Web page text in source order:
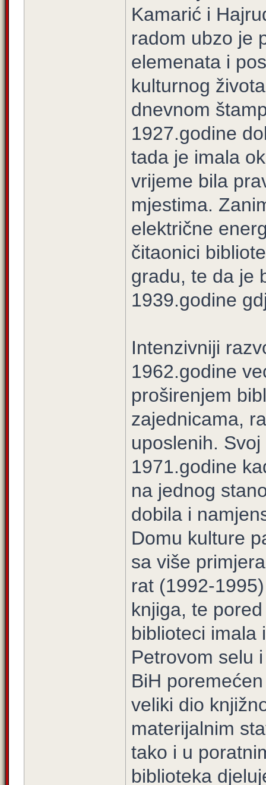
Kamarić i
radom ubzo je
elemenata i
kulturnog
dnevnom
1927.godine
tada je imala
vrijeme bila
mjestima.
električne
čitaonici
gradu, te da je
1939.godine
Intenzivniji
1962.godine
proširenjem
zajednicama,
uposlenih.
1971.godine
na jednog
dobila i
Domu kulture
sa više
rat (1992-
knjiga, te
biblioteci imala
Petrovom selu
BiH
veliki dio
materijalnim
tako i u
biblioteka